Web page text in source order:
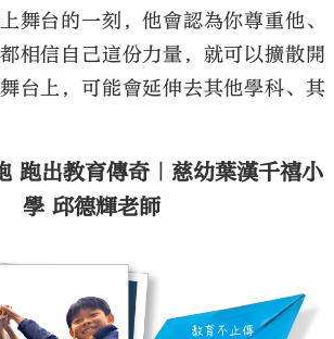
舞台的一刻，他會認為你尊重他、
相信自己這份力量，就可以擴散開
台上，可能會延伸去其他學科、其
跑出教育傳奇｜慈幼葉漢千禧小
學 邱德輝老師